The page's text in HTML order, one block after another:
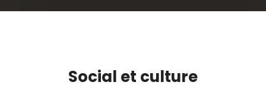
Social et culture